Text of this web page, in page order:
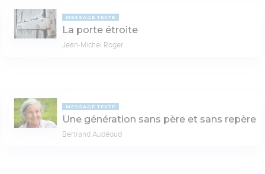
MESSAGE TEXTE
La porte étroite
Jean-Michel Roger
MESSAGE TEXTE
Une génération sans père et sans repère
Bertrand Audéoud